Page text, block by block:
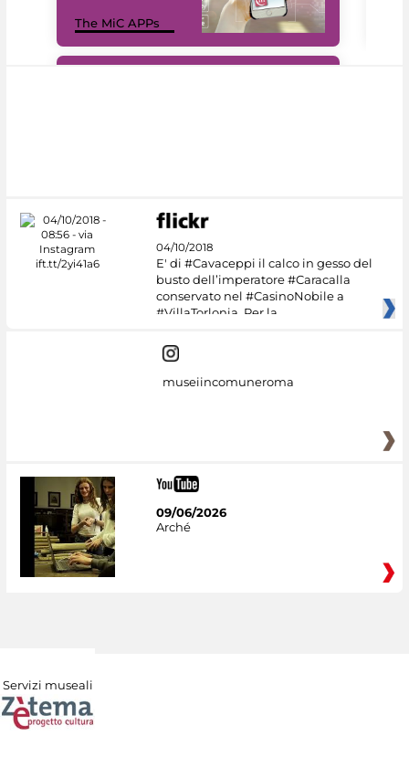
The MiC APPs
04/10/2018
E' di #Cavaceppi il calco in gesso del
busto dell’imperatore #Caracalla
conservato nel #CasinoNobile a
#VillaTorlonia. Per la
museiincomuneroma
09/06/2026
Arché
Servizi museali